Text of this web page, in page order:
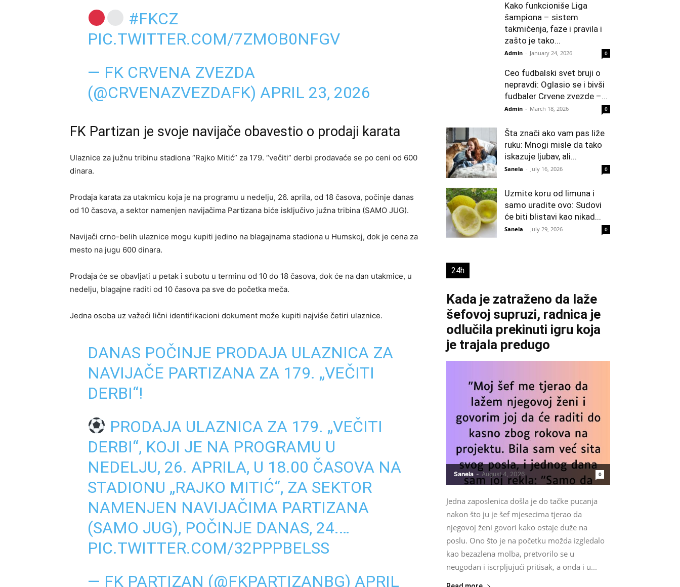
#FKCZ
PIC.TWITTER.COM/7ZMOB0NFGV
— FK CRVENA ZVEZDA
(@CRVENAZVEZDAFK) APRIL 23, 2026
FK Partizan je svoje navijače obavestio o prodaji karata
Ulaznice za južnu tribinu stadiona “Rajko Mitić” za 179. “večiti” derbi prodavaće se po ceni od 600
dinara.
Prodaja karata za utakmicu koja je na programu u nedelju, 26. aprila, od 18 časova, počinje danas
od 10 časova, a sektor namenjen navijačima Partizana biće isključivo južna tribina (SAMO JUG).
Navijači crno-belih ulaznice mogu kupiti jedino na blagajnama stadiona u Humskoj, dok je cena za
mesto na jugu 600 dinara.
Prodaja će se obavljati u petak i subotu u terminu od 10 do 18 časova, dok će na dan utakmice, u
nedelju, blagajne raditi od 10 časova pa sve do početka meča.
Jedna osoba uz važeći lični identifikacioni dokument može kupiti najviše četiri ulaznice.
DANAS POČINJE PRODAJA ULAZNICA ZA
NAVIJAČE PARTIZANA ZA 179. „VEČITI
DERBI“!
PRODAJA ULAZNICA ZA 179. „VEČITI
DERBI“, KOJI JE NA PROGRAMU U
NEDELJU, 26. APRILA, U 18.00 ČASOVA NA
STADIONU „RAJKO MITIĆ“, ZA SEKTOR
NAMENJEN NAVIJAČIMA PARTIZANA
(SAMO JUG), POČINJE DANAS, 24.…
PIC.TWITTER.COM/32PPPBELSS
— FK PARTIZAN (@FKPARTIZANBG) APRIL
Kako funkcioniše Liga
šampiona – sistem
takmičenja, faze i pravila i
zašto je tako...
Admin - January 24, 2026 0
Ceo fudbalski svet bruji o
nepravdi: Oglasio se i bivši
fudbaler Crvene zvezde –...
Admin - March 18, 2026 0
Šta znači ako vam pas liže
ruku: Mnogi misle da tako
iskazuje ljubav, ali...
Sanela - July 16, 2026 0
Uzmite koru od limuna i
samo uradite ovo: Sudovi
će biti blistavi kao nikad...
Sanela - July 29, 2026 0
24h
Kada je zatraženo da laže
šefovoj supruzi, radnica je
odlučila prekinuti igru koja
je trajala predugo
Sanela - August 4, 2026 0
Jedna zaposlenica došla je do tačke pucanja
nakon što ju je šef mjesecima tjerao da
njegovoj ženi govori kako ostaje duže na
poslu. Ono što je na početku možda izgledalo
kao bezazlena molba, pretvorilo se u
neugodan i iscrpljujući pritisak, a onda i u...